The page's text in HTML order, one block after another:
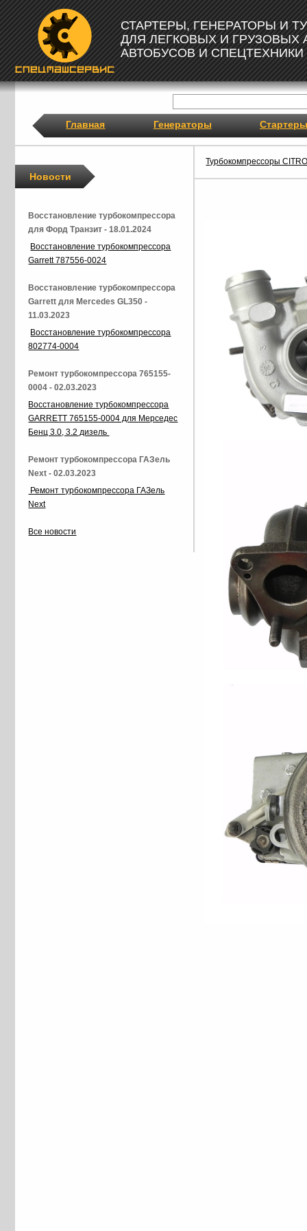
СТАРТЕРЫ, ГЕНЕРАТОРЫ И
ДЛЯ ЛЕГКОВЫХ И ГРУЗОВЫХ
АВТОБУСОВ И СПЕЦТЕХНИКИ
Главная Генераторы Стартеры
Турбокомпрессоры
Новости
Восстановление турбокомпрессора
для Форд Транзит - 18.01.2024
Восстановление турбокомпрессора
Garrett 787556-0024
Восстановление турбокомпрессора
Garrett для Mercedes GL350 -
11.03.2023
Восстановление турбокомпрессора
802774-0004
Ремонт турбокомпрессора 765155-
0004 - 02.03.2023
Восстановление турбокомпрессора
GARRETT 765155-0004 для Мерседес
Бенц 3.0, 3.2 дизель
Ремонт турбокомпрессора ГАЗель
Next - 02.03.2023
Ремонт турбокомпрессора ГАЗель
Next
Все новости